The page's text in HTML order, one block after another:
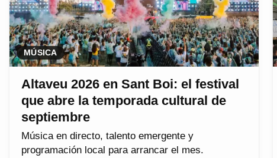
MÚSICA
Altaveu 2026 en Sant Boi: el festival
que abre la temporada cultural de
septiembre
Música en directo, talento emergente y
programación local para arrancar el mes.